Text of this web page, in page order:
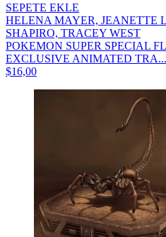
SEPETE EKLE
HELENA MAYER, JEANETTE
SHAPIRO, TRACEY WEST
POKEMON SUPER SPECIAL
EXCLUSIVE ANIMATED TRA...
$16,00